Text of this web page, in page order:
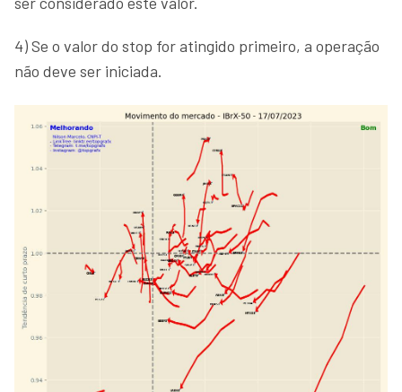
4) Se o valor do stop for atingido primeiro, a operação
não deve ser iniciada.